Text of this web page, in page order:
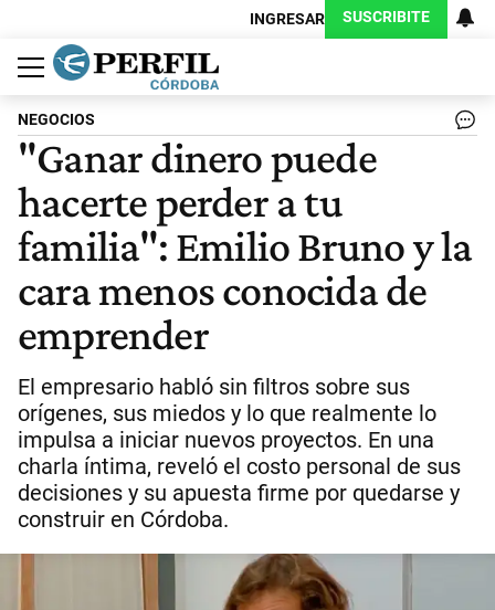
INGRESAR SUSCRIBITE
Política
Economía
Judiciales
Sociedad
Cultura
Espectáculos
Deportes
Protagonistas
NEGOCIOS
"Ganar dinero puede
hacerte perder a tu
familia": Emilio Bruno y la
cara menos conocida de
emprender
El empresario habló sin filtros sobre sus
orígenes, sus miedos y lo que realmente lo
impulsa a iniciar nuevos proyectos. En una
charla íntima, reveló el costo personal de sus
decisiones y su apuesta firme por quedarse y
construir en Córdoba.